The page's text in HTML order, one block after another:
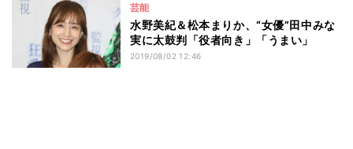
芸能
水野美紀＆松本まりか、“女優”田中みな
実に太鼓判「役者向き」「うまい」
2019/08/02 12:46